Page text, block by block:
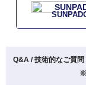
Q&A / 技術的なご質問
※